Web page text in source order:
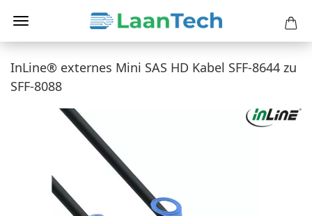
InLine® externes Mini SAS HD Kabel SFF-8644 zu
SFF-8088